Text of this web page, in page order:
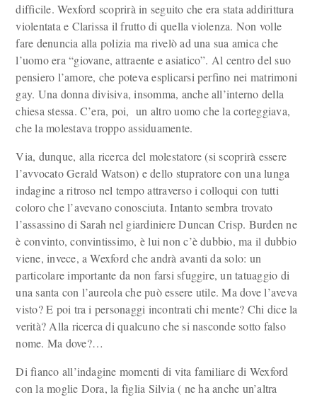
difficile. Wexford scoprirà in seguito che era stata addirittura
violentata e Clarissa il frutto di quella violenza. Non volle
fare denuncia alla polizia ma rivelò ad una sua amica che
l’uomo era “giovane, attraente e asiatico”. Al centro del suo
pensiero l’amore, che poteva esplicarsi perfino nei matrimoni
gay. Una donna divisiva, insomma, anche all’interno della
chiesa stessa. C’era, poi, un altro uomo che la corteggiava,
che la molestava troppo assiduamente.
Via, dunque, alla ricerca del molestatore (si scoprirà essere
l’avvocato Gerald Watson) e dello stupratore con una lunga
indagine a ritroso nel tempo attraverso i colloqui con tutti
coloro che l’avevano conosciuta. Intanto sembra trovato
l’assassino di Sarah nel giardiniere Duncan Crisp. Burden ne
è convinto, convintissimo, è lui non c’è dubbio, ma il dubbio
viene, invece, a Wexford che andrà avanti da solo: un
particolare importante da non farsi sfuggire, un tatuaggio di
una santa con l’aureola che può essere utile. Ma dove l’aveva
visto? E poi tra i personaggi incontrati chi mente? Chi dice la
verità? Alla ricerca di qualcuno che si nasconde sotto falso
nome. Ma dove?…
Di fianco all’indagine momenti di vita familiare di Wexford
con la moglie Dora, la figlia Silvia ( ne ha anche un’altra